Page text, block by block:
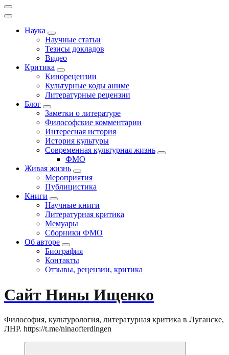
Наука
Научные статьи
Тезисы докладов
Видео
Критика
Кинорецензии
Культурные коды аниме
Литературные рецензии
Блог
Заметки о литературе
Философские комментарии
Интересная история
История культуры
Современная культурная жизнь
ФМО
Живая жизнь
Мероприятия
Публицистика
Книги
Научные книги
Литературная критика
Мемуары
Сборники ФМО
Об авторе
Биография
Контакты
Отзывы, рецензии, критика
Сайт Нины Ищенко
Философия, культурология, литературная критика в Луганске,
ЛНР. https://t.me/ninaofterdingen